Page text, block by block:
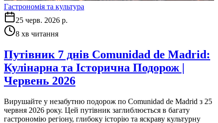
Гастрономія та культура
25 черв. 2026 р.
8 хв читання
Путівник 7 днів Comunidad de Madrid:
Кулінарна та Історична Подорож |
Червень 2026
Вирушайте у незабутню подорож по Comunidad de Madrid з 25
червня 2026 року. Цей путівник заглиблюється в багату
гастрономію регіону, глибоку історію та яскраву культурну